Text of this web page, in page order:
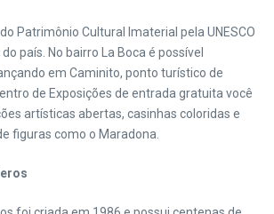
Patrimônio Cultural Imaterial pela UNESCO
país. No bairro La Boca é possível
em Caminito, ponto turístico de
de Exposições de entrada gratuita você
artísticas abertas, casinhas coloridas e
figuras como o Maradona.